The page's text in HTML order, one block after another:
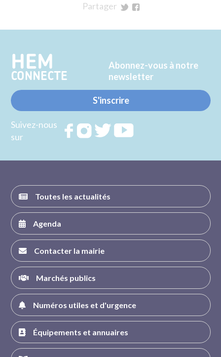
Partager
Twitter
Facebook
HEM
CONNECTE
Abonnez-vous à notre
newsletter
S'inscrire
Suivez-nous
sur
RejoignezRejoignezRejoignez
Toutes les actualités
Agenda
Contacter la mairie
Marchés publics
Numéros utiles et d'urgence
Équipements et annuaires